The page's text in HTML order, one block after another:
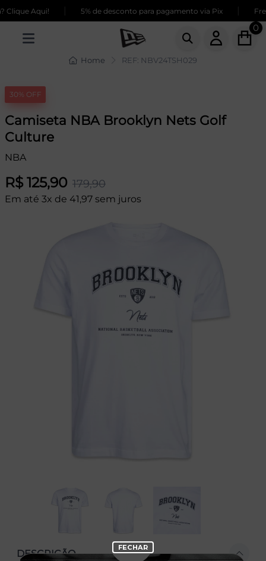
Aqui! 5% de desconto para pagamento via Pix
0
Home REF: NBV24TSH029
30% OFF
Camiseta NBA Brooklyn Nets Golf
Culture
NBA
R$ 125,90 179,90
Em até 3x de 41,97 sem juros
DESCRIÇÃO